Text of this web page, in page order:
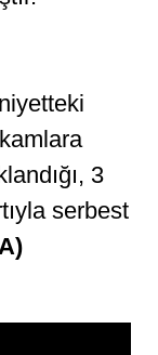
3
serbest